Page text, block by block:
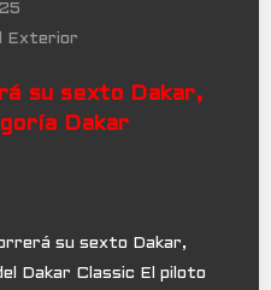
Exterior
su sexto Dakar,
Dakar
su sexto Dakar,
Dakar Classic El piloto